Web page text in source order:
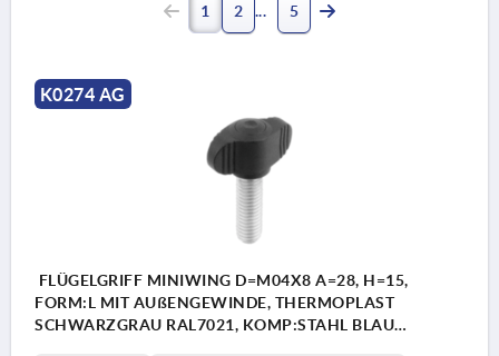
1 2 5
K0274 AG
FLÜGELGRIFF MINIWING D=M04X8 A=28, H=15,
FORM:L MIT AUßENGEWINDE, THERMOPLAST
SCHWARZGRAU RAL7021, KOMP:STAHL BLAU